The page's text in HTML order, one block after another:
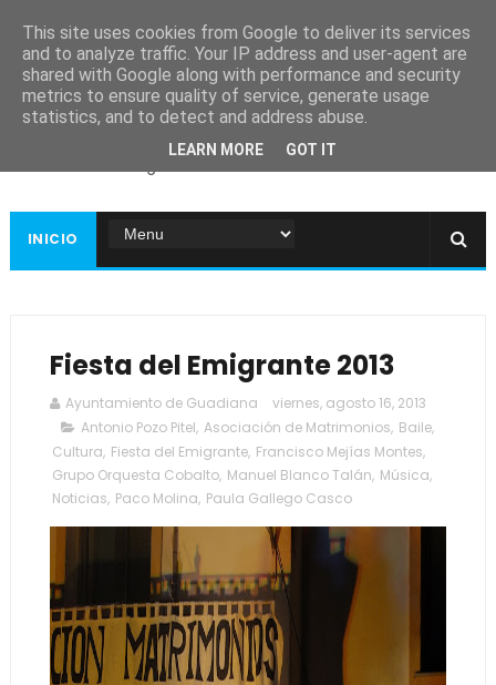
Ayuntamiento de
Guadiana
INICIO
Fiesta del Emigrante 2013
Ayuntamiento de Guadiana
viernes, agosto 16, 2013
Antonio Pozo Pitel, Asociación de Matrimonios, Baile,
Cultura, Fiesta del Emigrante, Francisco Mejías Montes,
Grupo Orquesta Cobalto, Manuel Blanco Talán, Música,
Noticias, Paco Molina, Paula Gallego Casco
This site uses cookies from Google to deliver its services
and to analyze traffic. Your IP address and user-agent are
shared with Google along with performance and security
metrics to ensure quality of service, generate usage
statistics, and to detect and address abuse.
LEARN MORE GOT IT